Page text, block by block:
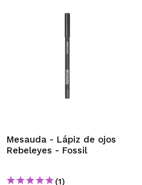
Mesauda - Lápiz de ojos
Rebeleyes - Fossil
(1)